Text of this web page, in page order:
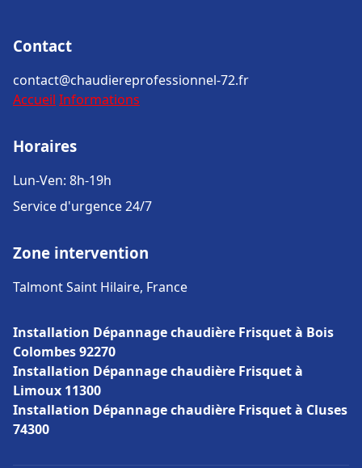
Contact
contact@chaudiereprofessionnel-72.fr
Accueil Informations
Horaires
Lun-Ven: 8h-19h
Service d'urgence 24/7
Zone intervention
Talmont Saint Hilaire, France
Installation Dépannage chaudière Frisquet à Bois
Colombes 92270
Installation Dépannage chaudière Frisquet à
Limoux 11300
Installation Dépannage chaudière Frisquet à Cluses
74300